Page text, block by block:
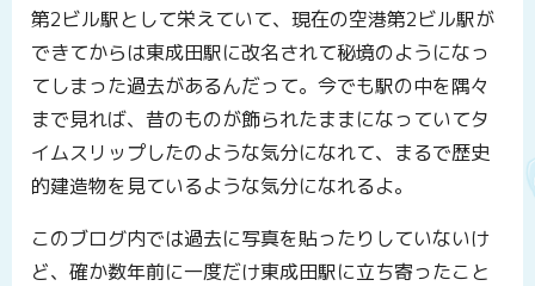
第2ビル駅として栄えていて、現在の空港第2ビル駅が
できてからは東成田駅に改名されて秘境のようになっ
てしまった過去があるんだって。今でも駅の中を隅々
まで見れば、昔のものが飾られたままになっていてタ
イムスリップしたのような気分になれて、まるで歴史
的建造物を見ているような気分になれるよ。
このブログ内では過去に写真を貼ったりしていないけ
ど、確か数年前に一度だけ東成田駅に立ち寄ったこと